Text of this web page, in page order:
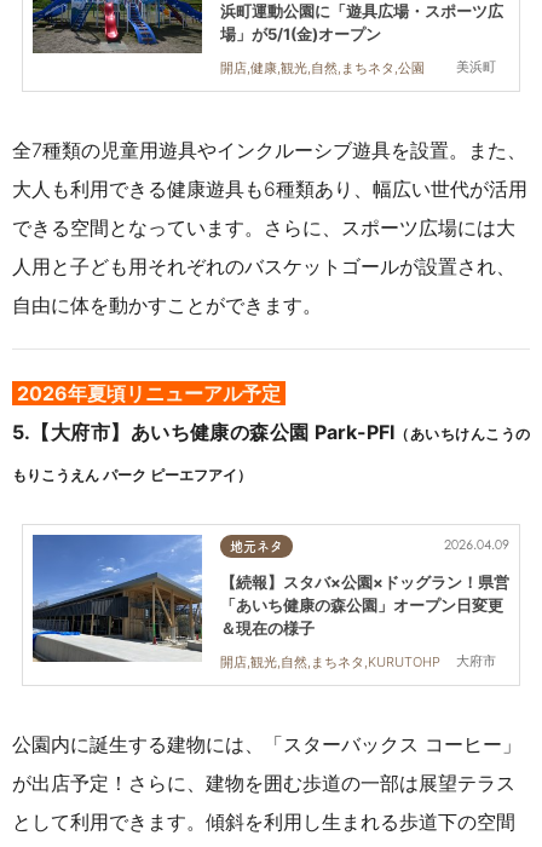
美浜町
浜町運動公園に「遊具広場・スポーツ広
場」が5/1(金)オープン
開店,健康,観光,自然,まちネタ,公園
全7種類の児童用遊具やインクルーシブ遊具を設置。また、
大人も利用できる健康遊具も6種類あり、幅広い世代が活用
できる空間となっています。 さらに、スポーツ広場には大
人用と子ども用それぞれのバスケットゴールが設置され、
自由に体を動かすことができます。
2026年夏頃リニューアル予定
5.【大府市】 あいち健康の森公園 Park-PFI （あいちけんこうの
もりこうえん パーク ピーエフアイ ）
地元ネタ
大府市
2026.04.09
【続報】スタバ×公園×ドッグラン！県営
「あいち健康の森公園」オープン日変更
＆現在の様子
開店,観光,自然,まちネタ,KURUTOHP
公園内に誕生する建物には、「スターバックス コーヒー」
が出店予定！ さらに、建物を囲む歩道の一部は展望テラス
として利用できます。 傾斜を利用し生まれる歩道下の空間